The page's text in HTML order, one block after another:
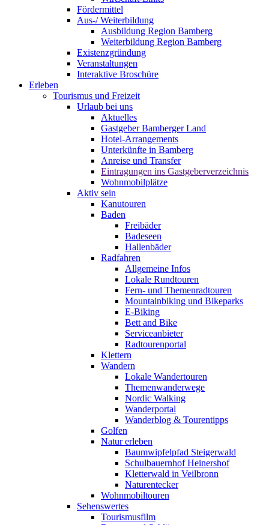
Fördermittel
Aus-/ Weiterbildung
Ausbildung Region Bamberg
Weiterbildung Region Bamberg
Existenzgründung
Veranstaltungen
Interaktive Broschüre
Erleben
Tourismus und Freizeit
Urlaub bei uns
Aktuelles
Gastgeber Bamberger Land
Hotel-Arrangements
Unterkünfte in Bamberg
Anreise und Transfer
Eintragungen ins Gastgeberverzeichnis
Wohnmobilplätze
Aktiv sein
Kanutouren
Baden
Freibäder
Badeseen
Hallenbäder
Radfahren
Allgemeine Infos
Lokale Rundtouren
Fern- und Themenradtouren
Mountainbiking und Bikeparks
E-Biking
Bett and Bike
Serviceanbieter
Radtourenportal
Klettern
Wandern
Lokale Wandertouren
Themenwanderwege
Nordic Walking
Wanderportal
Wanderblog & Tourentipps
Golfen
Natur erleben
Baumwipfelpfad Steigerwald
Schulbauernhof Heinershof
Kletterwald in Veilbronn
Naturentecker
Wohnmobiltouren
Sehenswertes
Tourismusfilm